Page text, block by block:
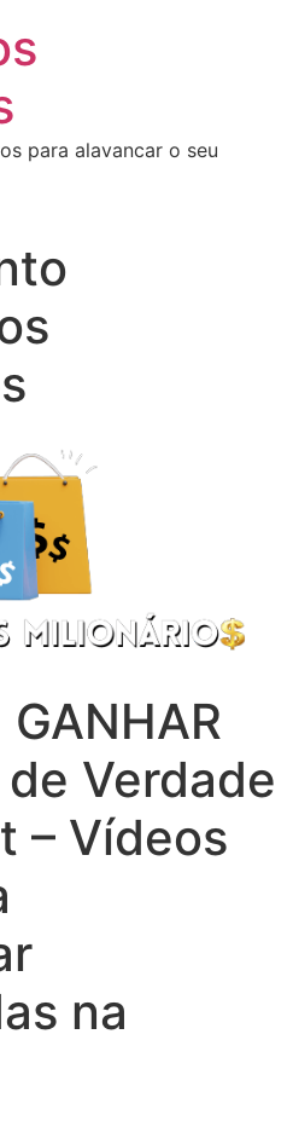
para alavancar o seu
de Verdade
– Vídeos
na